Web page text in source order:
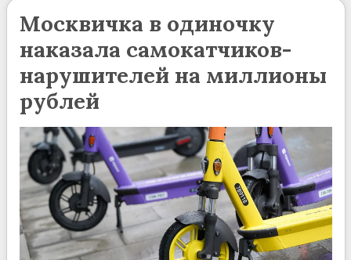
Москвичка в одиночку
наказала самокатчиков-
нарушителей на миллионы
рублей